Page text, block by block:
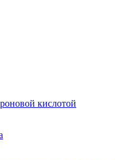
кислотой